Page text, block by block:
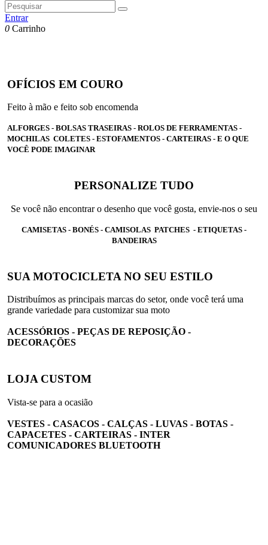
Entrar
0 Carrinho
OFÍCIOS EM COURO
Feito à mão e feito sob encomenda
ALFORGES - BOLSAS TRASEIRAS - ROLOS DE FERRAMENTAS -
MOCHILAS COLETES - ESTOFAMENTOS - CARTEIRAS - E O QUE
VOCÊ PODE IMAGINAR
PERSONALIZE TUDO
Se você não encontrar o desenho que você gosta, envie-nos o seu
CAMISETAS - BONÉS - CAMISOLAS PATCHES - ETIQUETAS -
BANDEIRAS
SUA MOTOCICLETA NO SEU ESTILO
Distribuímos as principais marcas do setor, onde você terá uma
grande variedade para customizar sua moto
ACESSÓRIOS - PEÇAS DE REPOSIÇÃO -
DECORAÇÕES
LOJA CUSTOM
Vista-se para a ocasião
VESTES - CASACOS - CALÇAS - LUVAS - BOTAS -
CAPACETES - CARTEIRAS - INTER
COMUNICADORES BLUETOOTH